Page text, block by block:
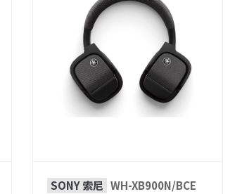
SONY 索尼 WH-XB900N/BCE